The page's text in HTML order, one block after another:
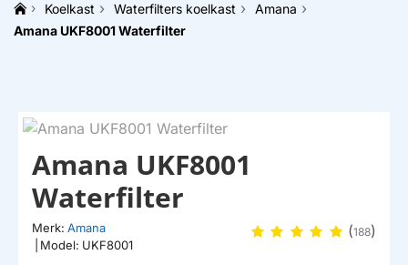
naar
oph
Koelkast Waterfilters koelkast
Amana
Amana UKF8001 Waterfilter
BESCHIKBAAR
Amana UKF8001
Waterfilter
Merk: Amana
Model: UKF8001
(188)